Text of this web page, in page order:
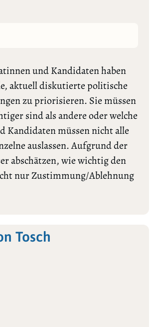
und Kandidaten haben
aktuell diskutierte politische
zu priorisieren. Sie müssen
sind als andere oder welche
Kandidaten müssen nicht alle
auslassen. Aufgrund der
abschätzen, wie wichtig den
nur Zustimmung/Ablehnung
Tosch